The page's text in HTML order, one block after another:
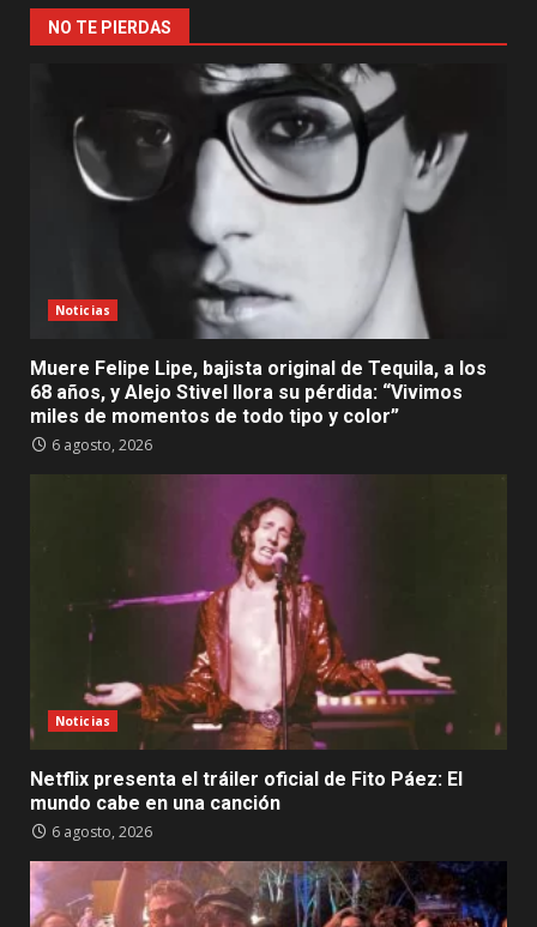
NO TE PIERDAS
Noticias
Muere Felipe Lipe, bajista original de Tequila, a los
68 años, y Alejo Stivel llora su pérdida: “Vivimos
miles de momentos de todo tipo y color”
6 agosto, 2026
Noticias
Netflix presenta el tráiler oficial de Fito Páez: El
mundo cabe en una canción
6 agosto, 2026